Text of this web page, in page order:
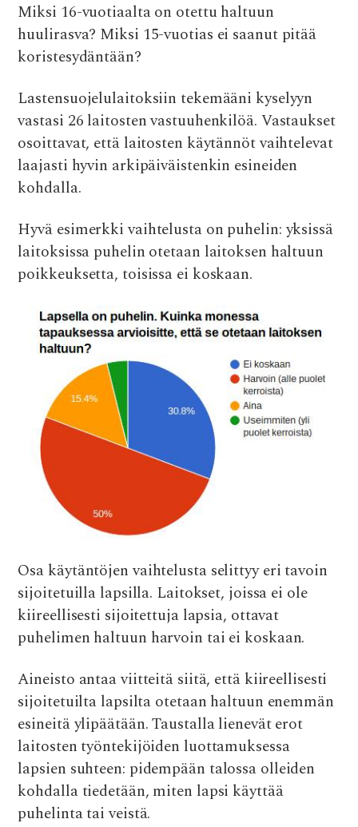
Miksi 16-vuotiaalta on otettu haltuun
huulirasva? Miksi 15-vuotias ei saanut pitää
koristesydäntään?
Lastensuojelulaitoksiin tekemääni kyselyyn
vastasi 26 laitosten vastuuhenkilöä. Vastaukset
osoittavat, että laitosten käytännöt vaihtelevat
laajasti hyvin arkipäiväistenkin esineiden
kohdalla.
Hyvä esimerkki vaihtelusta on puhelin: yksissä
laitoksissa puhelin otetaan laitoksen haltuun
poikkeuksetta, toisissa ei koskaan.
Osa käytäntöjen vaihtelusta selittyy eri tavoin
sijoitetuilla lapsilla. Laitokset, joissa ei ole
kiireellisesti sijoitettuja lapsia, ottavat
puhelimen haltuun harvoin tai ei koskaan.
Aineisto antaa viitteitä siitä, että kiireellisesti
sijoitetuilta lapsilta otetaan haltuun enemmän
esineitä ylipäätään. Taustalla lienevät erot
laitosten työntekijöiden luottamuksessa
lapsien suhteen: pidempään talossa olleiden
kohdalla tiedetään, miten lapsi käyttää
puhelinta tai veistä.